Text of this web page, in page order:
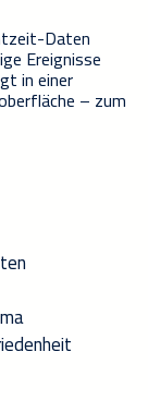
Daten
Ereignisse
in einer
– zum